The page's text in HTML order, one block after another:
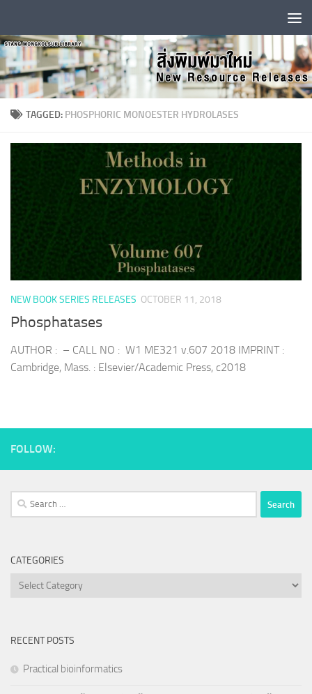
TAGGED: PHOSPHORIC MONOESTER HYDROLASES
NEW BOOK SERIES RELEASES OCTOBER 11, 2018
Phosphatases
AUTHOR : – CALL NO : W1 ME321 v.607 2018 IMPRINT :
Cambridge, Mass. : Elsevier/Academic Press, c2018
FOLLOW:
Search
for:
CATEGORIES
Categories
RECENT POSTS
Practical bioinformatics